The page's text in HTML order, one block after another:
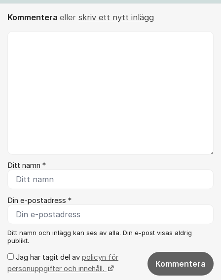
Kommentera eller skriv ett nytt inlägg
Ditt namn *
Din e-postadress *
Ditt namn och inlägg kan ses av alla. Din e-post visas aldrig
publikt.
Jag har tagit del av policyn för
personuppgifter och innehåll.
Kommentera